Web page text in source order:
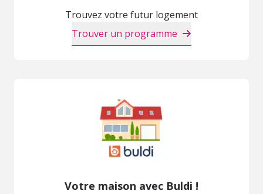
Trouvez votre futur logement
Trouver un programme
Votre maison avec Buldi !